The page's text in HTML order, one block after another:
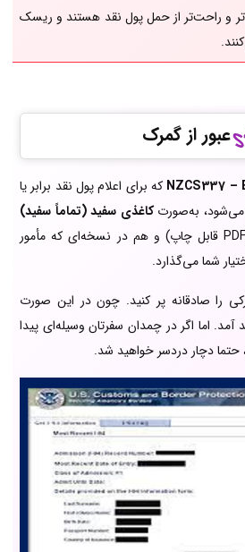
و راحت‌تر از حمل پول نقد هستند و ریسک
عبور از گمرک
NZCS 337 – که برای اعلام پول نقد برابر یا
کاغذی سفید (تماماً سفید)
ارائه می‌شود—هم آنلاین (PDF قابل چاپ) و هم در نسخه‌ای که مأمور
شما می‌گذارد.
را صادقانه پر کنید. چون در این صورت
اما اگر در چمدان سفرتان وسیله‌ای پیدا
حتما دچار دردسر خواهید شد.